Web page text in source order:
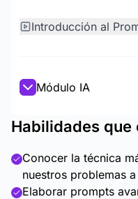
Módulo IA
Habilidades que
Conocer la técnica
nuestros problemas
Elaborar prompts